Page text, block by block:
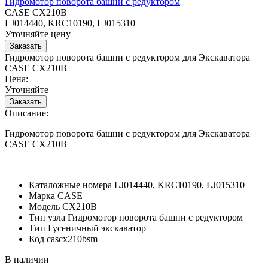
CASE CX210B
LJ014440, KRC10190, LJ015310
Уточняйте цену
Гидромотор поворота башни с редуктором для Экскаватора
CASE CX210B
Цена:
Уточняйте
Описание:
Гидромотор поворота башни с редуктором для Экскаватора
CASE CX210B
Каталожные номера LJ014440, KRC10190, LJ015310
Марка CASE
Модель CX210B
Тип узла Гидромотор поворота башни с редуктором
Тип Гусеничный экскаватор
Код cascx210bsm
В наличии